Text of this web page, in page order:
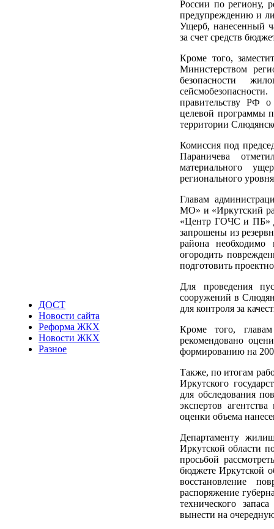
ДОСТ
Новости сайта
Реформа ЖКХ
Новости ЖКХ
Разное
России по региону,
предупреждению и
Ущерб, нанесенный
за счет средств
Кроме того,
Министерством
безопасности
правительству РФ
целевой программы
территории
Комиссия под
Параничева
материального
регионального
Главам
МО» и «Иркутский
«Центр ГОЧС и ПБ»
запрошены из
района
огородить
подготовить
Для проведения
сооружений в
для контроля за
Кроме того,
рекомендовано
формированию на
Также, по итогам
Иркутского
для обследования
экспертов
оценки объема
Департаменту
Иркутской области
просьбой
бюджете Иркутской
восстановление
распоряжение
технического
вынести на